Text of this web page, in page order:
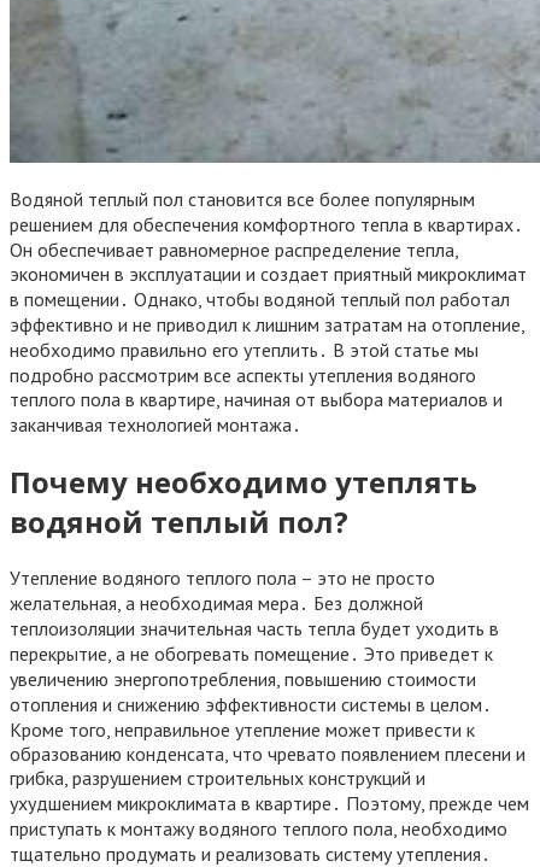
Водяной теплый пол становится все более популярным
решением для обеспечения комфортного тепла в квартирах․
Он обеспечивает равномерное распределение тепла,
экономичен в эксплуатации и создает приятный микроклимат
в помещении․ Однако, чтобы водяной теплый пол работал
эффективно и не приводил к лишним затратам на отопление,
необходимо правильно его утеплить․ В этой статье мы
подробно рассмотрим все аспекты утепления водяного
теплого пола в квартире, начиная от выбора материалов и
заканчивая технологией монтажа․
Почему необходимо утеплять
водяной теплый пол?
Утепление водяного теплого пола – это не просто
желательная, а необходимая мера․ Без должной
теплоизоляции значительная часть тепла будет уходить в
перекрытие, а не обогревать помещение․ Это приведет к
увеличению энергопотребления, повышению стоимости
отопления и снижению эффективности системы в целом․
Кроме того, неправильное утепление может привести к
образованию конденсата, что чревато появлением плесени и
грибка, разрушением строительных конструкций и
ухудшением микроклимата в квартире․ Поэтому, прежде чем
приступать к монтажу водяного теплого пола, необходимо
тщательно продумать и реализовать систему утепления․